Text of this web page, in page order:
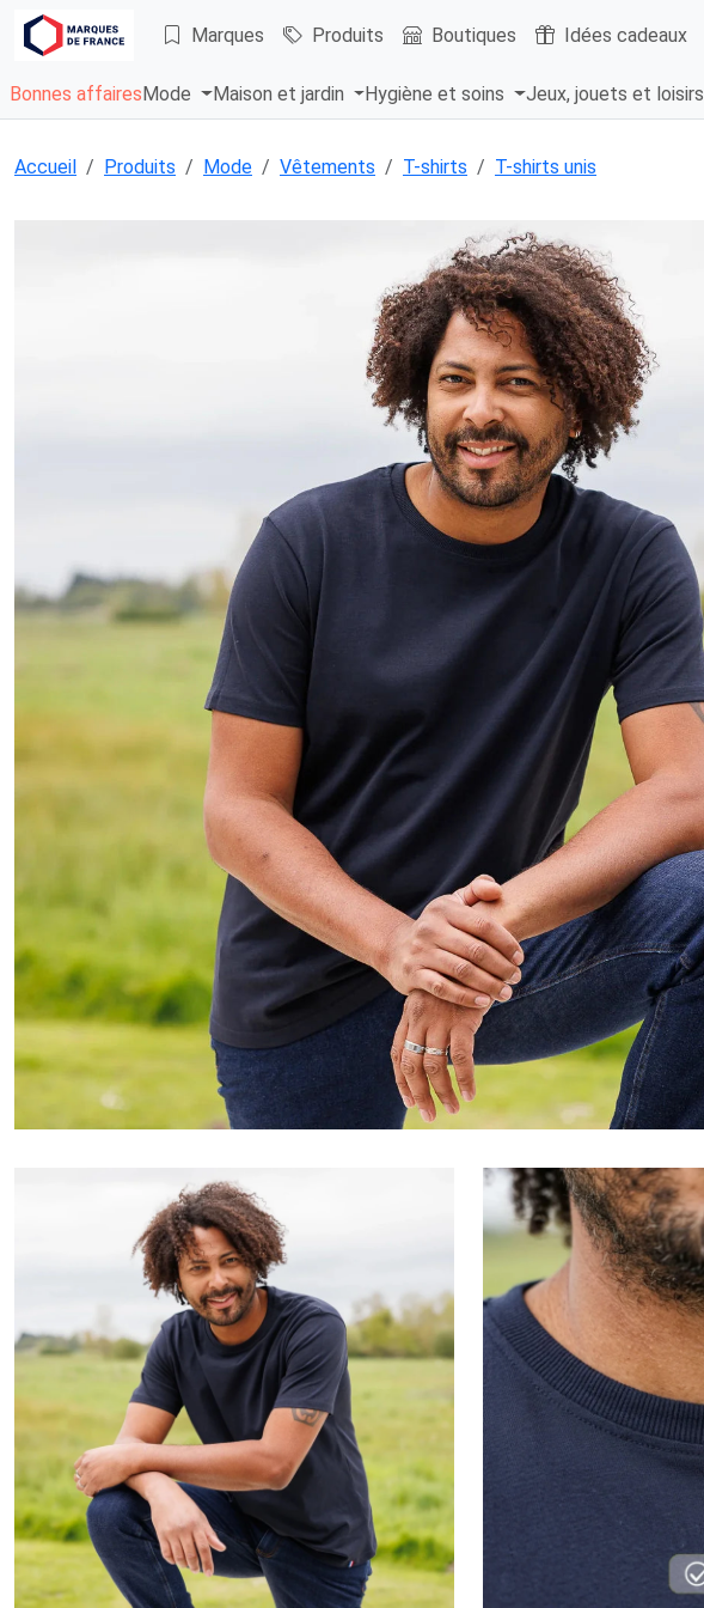
Marques Produits Boutiques Idées cadeaux
Bonnes affaires Mode Maison et jardin Hygiène et soins Jeux, jouets et loisirs
Accueil Produits Mode Vêtements T-shirts T-shirts unis